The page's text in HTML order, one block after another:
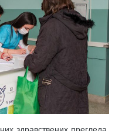
здравствених прегледа,